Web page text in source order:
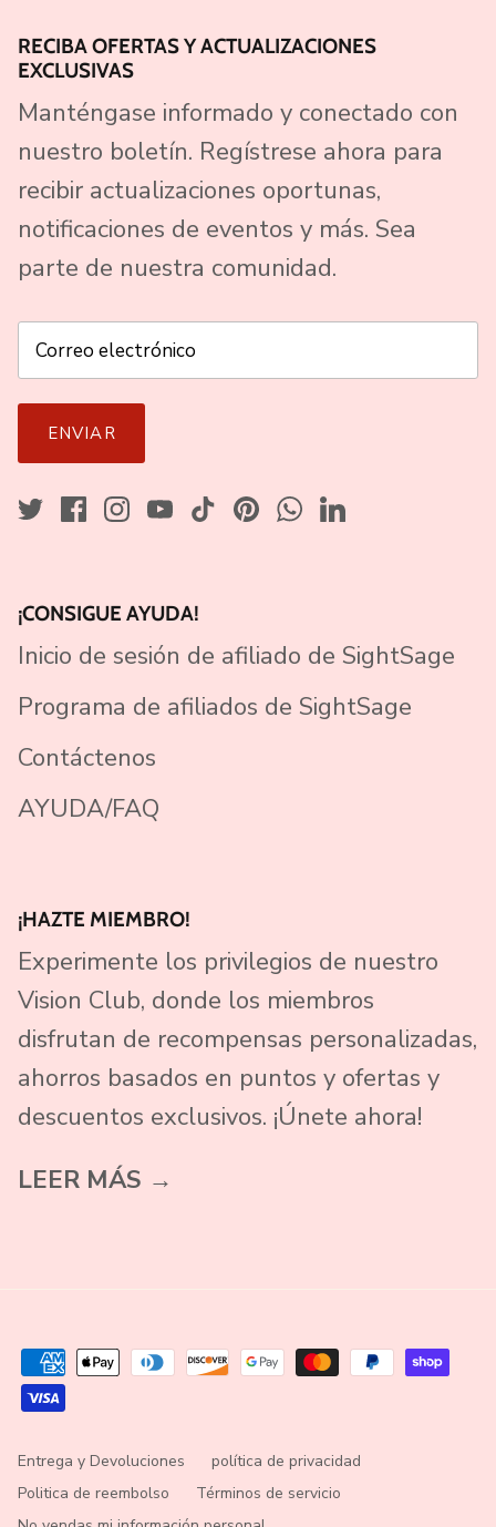
RECIBA OFERTAS Y ACTUALIZACIONES
EXCLUSIVAS
Manténgase informado y conectado con
nuestro boletín. Regístrese ahora para
recibir actualizaciones oportunas,
notificaciones de eventos y más. Sea
parte de nuestra comunidad.
ENVIAR
¡CONSIGUE AYUDA!
Inicio de sesión de afiliado de SightSage
Programa de afiliados de SightSage
Contáctenos
AYUDA/FAQ
¡HAZTE MIEMBRO!
Experimente los privilegios de nuestro
Vision Club, donde los miembros
disfrutan de recompensas personalizadas,
ahorros basados ​​en puntos y ofertas y
descuentos exclusivos. ¡Únete ahora!
LEER MÁS →
Entrega y Devoluciones
política de privacidad
Politica de reembolso
Términos de servicio